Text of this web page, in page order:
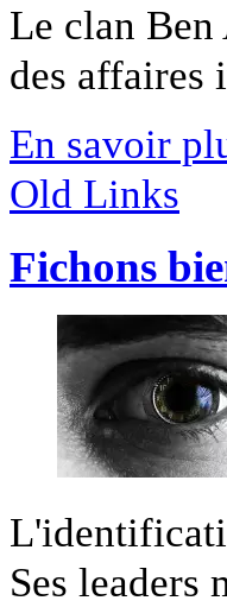
Le clan
des affaires
En savoir
Old Links
Fichons
Ses leaders